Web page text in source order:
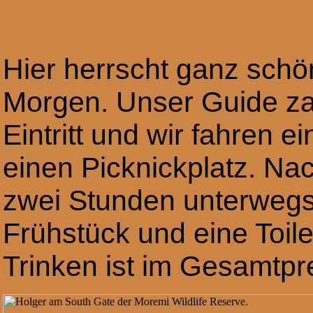
Hier herrscht ganz
Morgen. Unser Guide
Eintritt und wir fahren
einen Picknickplatz.
zwei Stunden
Frühstück und eine
Trinken ist im